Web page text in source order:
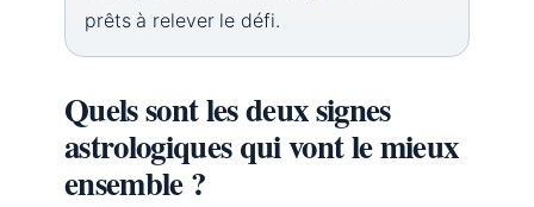
prêts à relever le défi.
Quels sont les deux signes
astrologiques qui vont le mieux
ensemble ?